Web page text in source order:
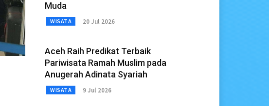
Muda
WISATA 20 Jul 2026
Aceh Raih Predikat Terbaik
Pariwisata Ramah Muslim pada
Anugerah Adinata Syariah
WISATA 9 Jul 2026